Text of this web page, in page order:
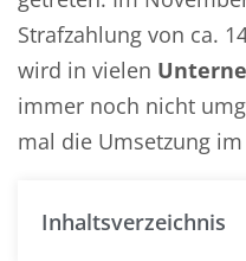
Strafzahlung von ca.
wird in vielen
immer noch nicht
mal die Umsetzung im
Inhaltsverzeichnis